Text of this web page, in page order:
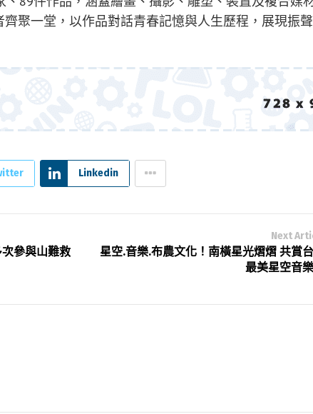
聚一堂，以作品對話青春記憶與人生歷程，展現振
Linkedin
參與山難救
Next
星空.音樂.布農文化！南橫星光熠熠 共賞
最美星空音